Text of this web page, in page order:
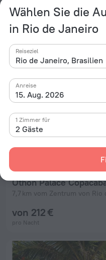
Wählen Sie die
in Rio de Janeiro
Rio de Janeiro, Brasilien
Reiseziel
15. Aug. 2026
Anreise
2 Gäste
1 Zimmer für
von 450 €
pro Nacht
Othon Palace
7,7 km vom Zentrum von Rio
von 212 €
pro Nacht